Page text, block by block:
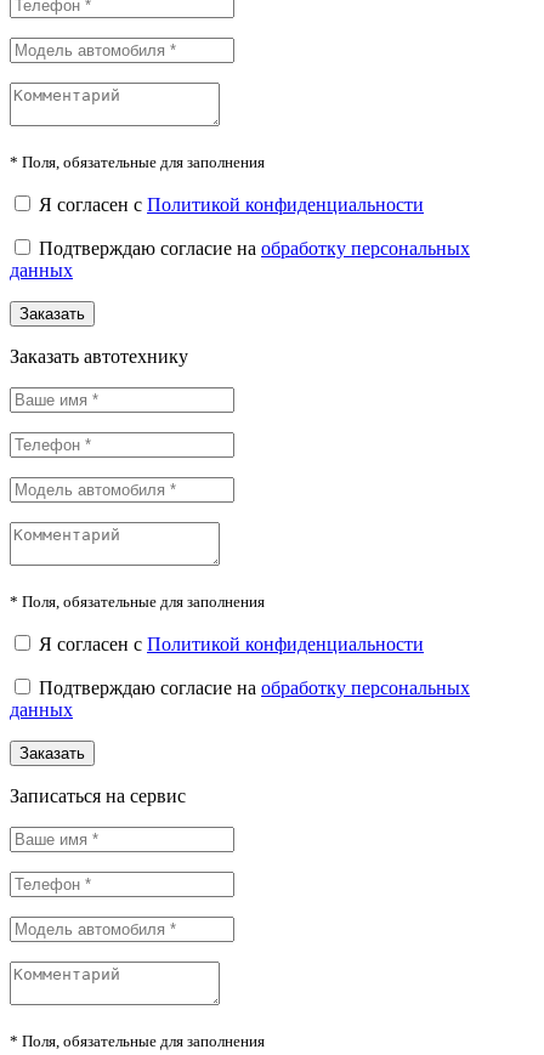
* Поля, обязательные для заполнения
Я согласен с Политикой конфиденциальности
Подтверждаю согласие на обработку персональных
данных
Заказать
Заказать автотехнику
* Поля, обязательные для заполнения
Я согласен с Политикой конфиденциальности
Подтверждаю согласие на обработку персональных
данных
Заказать
Записаться на сервис
* Поля, обязательные для заполнения